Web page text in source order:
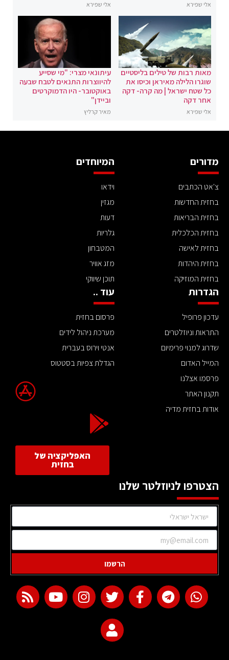
אלי שפירא אלי שפירא
מאות רבות של טילים בליסטיים
שוגרו הלילה מאיראן וכיסו את
כל שטח ישראל | מה קרה- דקה
אחר דקה
אלי שפירא
עיתונאי מצרי: "מי שסייע
להיווצרות התנאים לטבח שבעה
באוקטובר- היו הדמוקרטים
וביידן"
מאיר קרליץ
מדורים
צ'אט הכתבים
בחזית החדשות
בחזית הבריאות
בחזית הכלכלית
בחזית לאישה
בחזית היהדות
בחזית המוזיקה
המיוחדים
וידאו
מגזין
דעות
גלריות
המטבחון
מזג אוויר
תוכן שיווקי
הגדרות
עדכון פרופיל
התראות וניוזלטרים
שדרוג למנוי פרימיום
המייל האדום
פרסמו אצלנו
תקנון האתר
אודות בחזית מדיה
עוד ..
פרסום בחזית
מערכת ניהול לידים
אנטי וירוס בעברית
הגדלת צפיות בסטטוס
האפליקציה של
בחזית
הצטרפו לניוזלטר שלנו
הרשמו